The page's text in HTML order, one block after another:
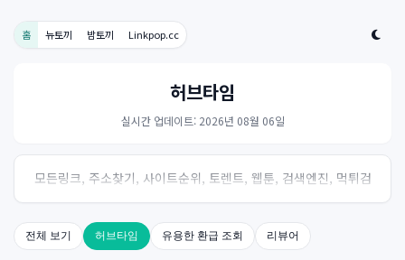
홈 뉴토끼 밤토끼 Linkpop.cc
허브타임
실시간 업데이트: 2026년 08월 06일
모든링크, 주소찾기, 사이트순위, 토렌트, 웹툰, 검색엔진, 먹튀검
증, 스포츠, 드라마, 커뮤니티 링크사이트! 여기여
전체 보기 허브타임 유용한 환급 조회 리뷰어